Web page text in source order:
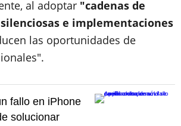
al adoptar "cadenas de
e implementaciones
las oportunidades de
fallo en iPhone
solucionar